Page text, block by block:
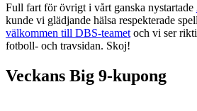
Full fart för övrigt i vårt ganska nystartade
kunde vi glädjande hälsa respekterade
välkommen till DBS-teamet och vi ser
fotboll- och travsidan. Skoj!
Veckans Big 9-kupong